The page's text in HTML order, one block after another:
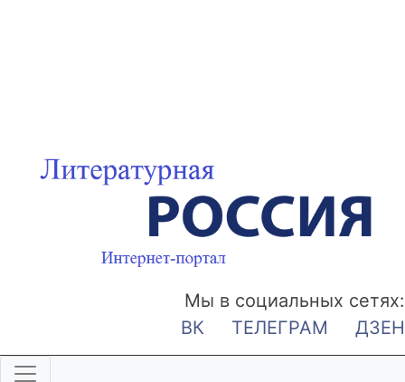
Мы в социальных сетях:
ВК
ТЕЛЕГРАМ ДЗЕН